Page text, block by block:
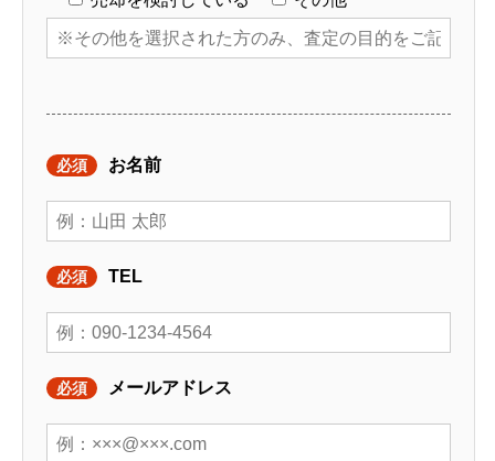
必須 お名前
必須 TEL
必須 メールアドレス